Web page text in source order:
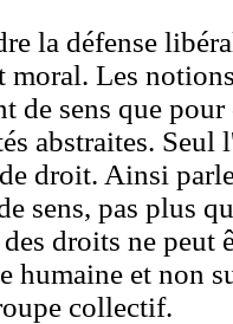
la défense
moral. Les
de sens que
abstraites.
droit. Ainsi
sens, pas plus
droits ne peut
humaine et non
collectif.